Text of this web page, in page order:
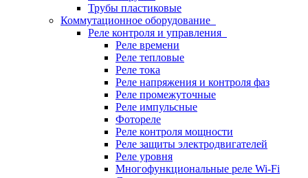
Трубы пластиковые
Коммутационное оборудование
Реле контроля и управления
Реле времени
Реле тепловые
Реле тока
Реле напряжения и контроля фаз
Реле промежуточные
Реле импульсные
Фотореле
Реле контроля мощности
Реле защиты электродвигателей
Реле уровня
Многофункциональные реле Wi-Fi